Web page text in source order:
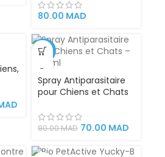
80.00 MAD
cm
de
-13%
Spray Antiparasitaire
pour Chiens et Chats
80.00MAD 70.00 MAD